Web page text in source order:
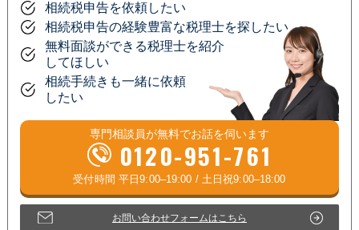
相続税申告を依頼したい
相続税申告の経験豊富な税理士を探したい
無料面談ができる税理士を紹介
してほしい
相続手続きも一緒に依頼
したい
専門相談員が無料でお話を伺います
0120-951-761
お問い合わせフォームはこちら